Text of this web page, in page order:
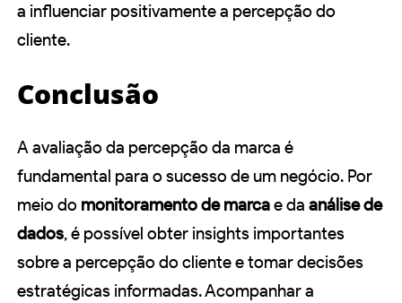
a influenciar positivamente a percepção do
cliente.
Conclusão
A avaliação da percepção da marca é
fundamental para o sucesso de um negócio. Por
meio do monitoramento de marcae da análise de
dados, é possível obter insights importantes
sobre a percepção do cliente e tomar decisões
estratégicas informadas. Acompanhar a